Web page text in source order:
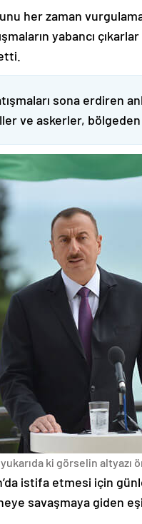
her zaman
yabancı
sona erdiren
ve askerler, bölgeden
yukarıda ki görselin altyazı
istifa etmesi için
savaşmaya giden